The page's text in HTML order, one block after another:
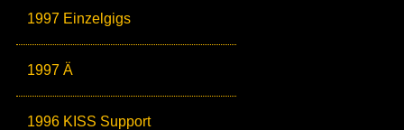
1997 Einzelgigs
1997 Ä
1996 KISS Support